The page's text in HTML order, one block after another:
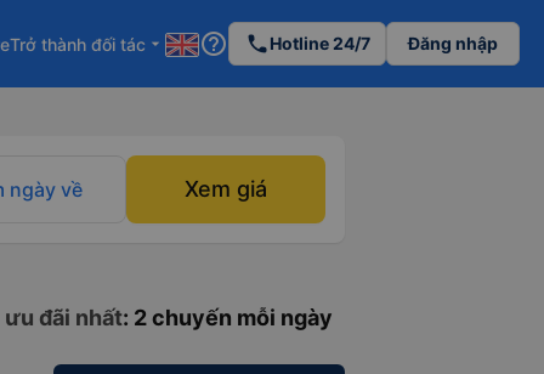
Trở thành đối tác arrow_drop_down help_outline phoneHotline 24/7 Đăng nhập
ngày về Xem giá
ưu đãi nhất: 2 chuyến mỗi ngày